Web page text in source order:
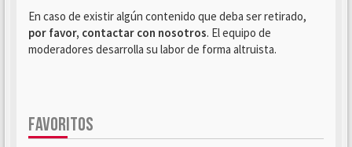
En caso de existir algún contenido que deba ser retirado,
por favor, contactar con nosotros. El equipo de
moderadores desarrolla su labor de forma altruista.
FAVORITOS